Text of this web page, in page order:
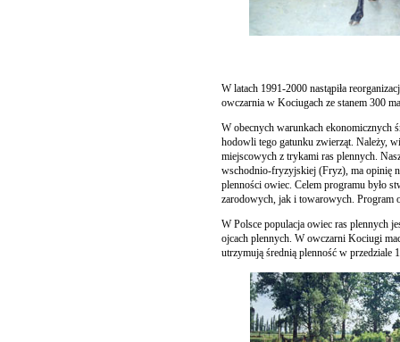
W latach 1991-2000 nastąpiła
owczarnia w Kociugach ze stanem 300
W obecnych warunkach ekonomicznych
hodowli tego gatunku zwierząt. Należy,
miejscowych z trykami ras plennych.
wschodnio-fryzyjskiej (Fryz), ma opinię
plenności owiec. Celem programu było
zarodowych, jak i towarowych. Program
W Polsce populacja owiec ras plennych
ojcach plennych. W owczarni Kociugi
utrzymują średnią plenność w